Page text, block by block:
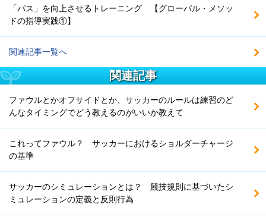
「パス」を向上させるトレーニング 【グローバル・メソッ
ドの指導実践①】
関連記事一覧へ
関連記事
ファウルとかオフサイドとか、サッカーのルールは練習のど
んなタイミングでどう教えるのがいいか教えて
これってファウル？ サッカーにおけるショルダーチャージ
の基準
サッカーのシミュレーションとは？ 競技規則に基づいたシ
ミュレーションの定義と反則行為